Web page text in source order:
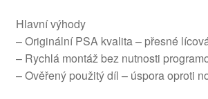
Hlavní výhody
– Originální PSA kvalita – přesné
– Rychlá montáž bez nutnosti
– Ověřený použitý díl – úspora oproti